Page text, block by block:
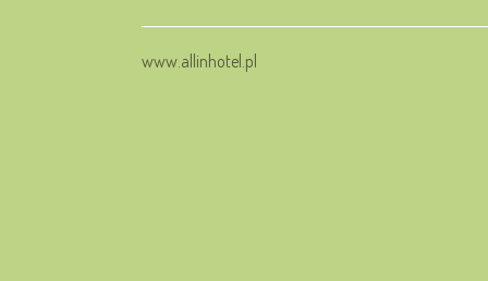
www.allinhotel.pl